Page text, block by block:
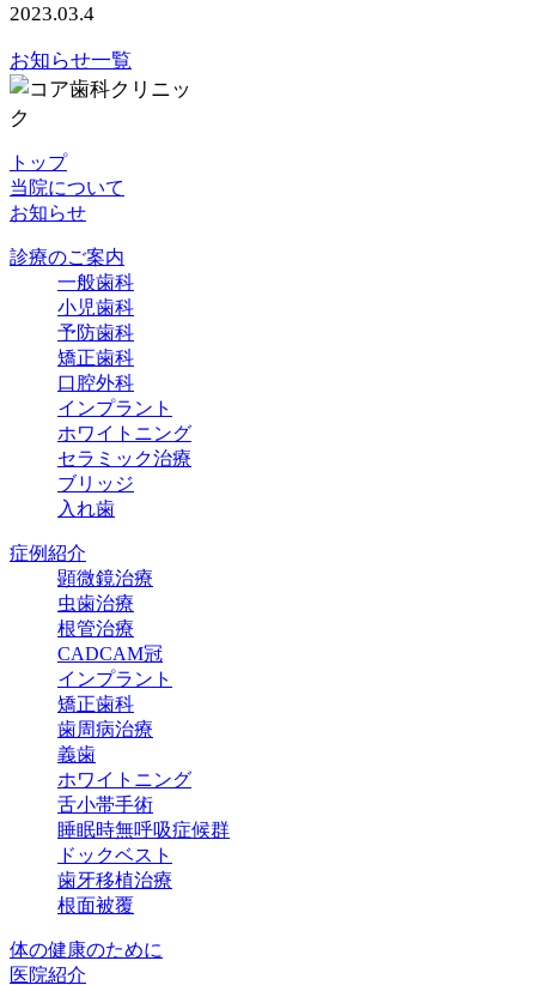
2023.03.4
お知らせ一覧
トップ
当院について
お知らせ
診療のご案内
一般歯科
小児歯科
予防歯科
矯正歯科
口腔外科
インプラント
ホワイトニング
セラミック治療
ブリッジ
入れ歯
症例紹介
顕微鏡治療
虫歯治療
根管治療
CADCAM冠
インプラント
矯正歯科
歯周病治療
義歯
ホワイトニング
舌小帯手術
睡眠時無呼吸症候群
ドックベスト
歯牙移植治療
根面被覆
体の健康のために
医院紹介